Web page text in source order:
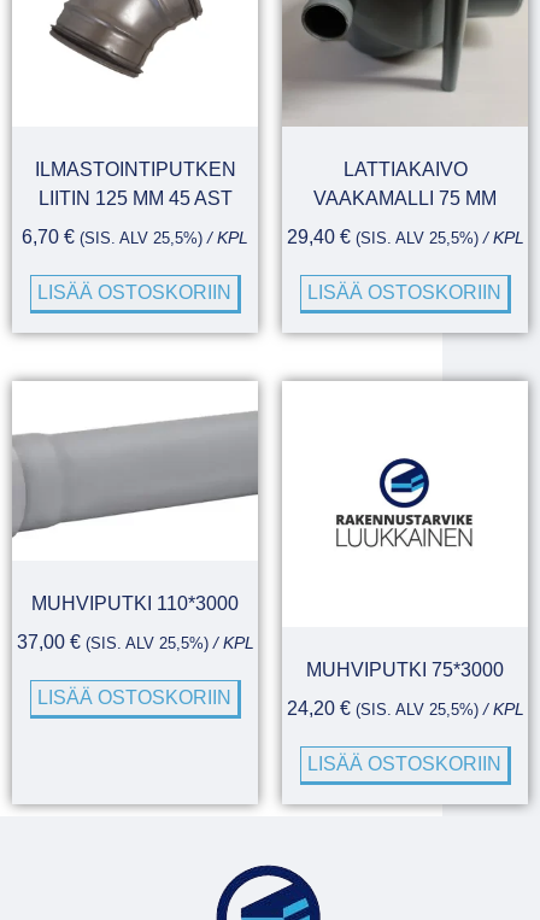
ILMASTOINTIPUTKEN
LIITIN 125 MM 45 AST
6,70 € (SIS. ALV 25,5%) / KPL
LISÄÄ OSTOSKORIIN
LATTIAKAIVO
VAAKAMALLI 75 MM
29,40 € (SIS. ALV 25,5%)/ KPL
LISÄÄ OSTOSKORIIN
MUHVIPUTKI 110*3000
37,00 € (SIS. ALV 25,5%)/ KPL
LISÄÄ OSTOSKORIIN
MUHVIPUTKI 75*3000
24,20 € (SIS. ALV 25,5%)/ KPL
LISÄÄ OSTOSKORIIN